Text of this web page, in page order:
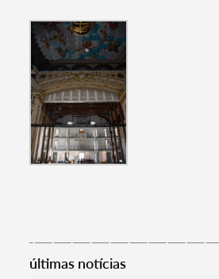
Filtros
últimas notícias